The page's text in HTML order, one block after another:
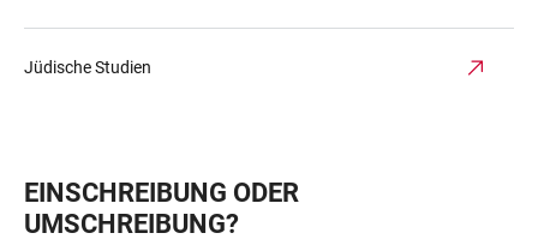
Jüdische Studien
EINSCHREIBUNG ODER
UMSCHREIBUNG?